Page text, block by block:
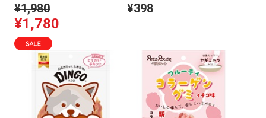
¥1,980
¥1,780
¥398